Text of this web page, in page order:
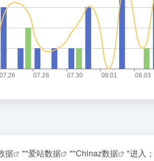
据 ""爱站数据 ""Chinaz数据
"进入